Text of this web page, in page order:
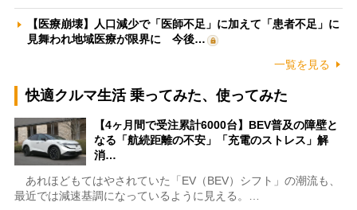
【医療崩壊】人口減少で「医師不足」に加えて「患者不足」に
見舞われ地域医療が限界に 今後…
一覧を見る
快適クルマ生活 乗ってみた、使ってみた
【4ヶ月間で受注累計6000台】BEV普及の障壁と
なる「航続距離の不安」「充電のストレス」解
消…
あれほどもてはやされていた「EV（BEV）シフト」の潮流も、
最近では減速基調になっているように見える。…